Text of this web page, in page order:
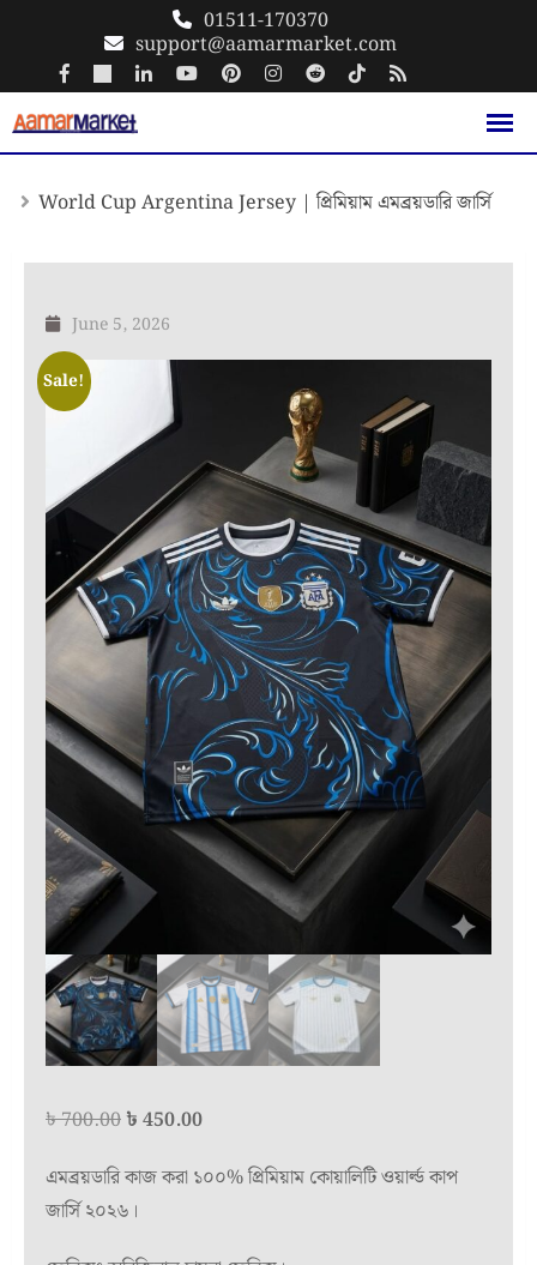
content
01511-170370
support@aamarmarket.com
World Cup Argentina Jersey | প্রিমিয়াম এমব্রয়ডারি জার্সি
June 5, 2026
Sale!
৳700.00Original
was:
৳ 700.00.
৳ 450.00Current
is:
এমব্রয়ডারি কাজ করা ১০০% প্রিমিয়াম কোয়ালিটি ওয়ার্ল্ড কাপ
জার্সি ২০২৬।